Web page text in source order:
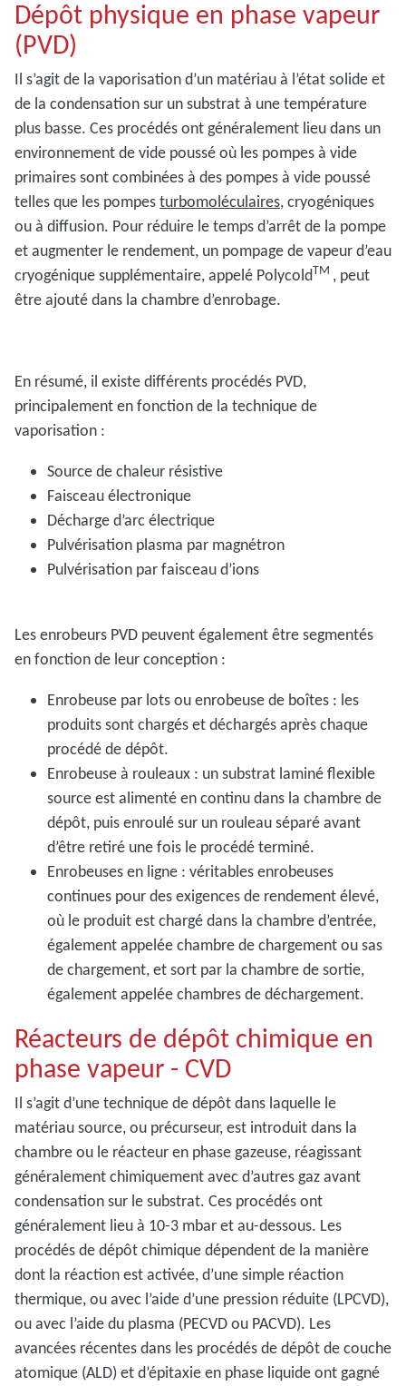
Dépôt physique en phase vapeur
(PVD)
Il s’agit de la vaporisation d’un matériau à l’état solide et
de la condensation sur un substrat à une température
plus basse. Ces procédés ont généralement lieu dans un
environnement de vide poussé où les pompes à vide
primaires sont combinées à des pompes à vide poussé
telles que les pompesturbomoléculaires, cryogéniques
ou à diffusion. Pour réduire le temps d’arrêt de la pompe
et augmenter le rendement, un pompage de vapeur d’eau
cryogénique supplémentaire, appelé PolycoldTM , peut
être ajouté dans la chambre d’enrobage.
En résumé, il existe différents procédés PVD,
principalement en fonction de la technique de
vaporisation :
Source de chaleur résistive
Faisceau électronique
Décharge d’arc électrique
Pulvérisation plasma par magnétron
Pulvérisation par faisceau d’ions
Les enrobeurs PVD peuvent également être segmentés
en fonction de leur conception :
Enrobeuse par lots ou enrobeuse de boîtes : les
produits sont chargés et déchargés après chaque
procédé de dépôt.
Enrobeuse à rouleaux : un substrat laminé flexible
source est alimenté en continu dans la chambre de
dépôt, puis enroulé sur un rouleau séparé avant
d’être retiré une fois le procédé terminé.
Enrobeuses en ligne : véritables enrobeuses
continues pour des exigences de rendement élevé,
où le produit est chargé dans la chambre d’entrée,
également appelée chambre de chargement ou sas
de chargement, et sort par la chambre de sortie,
également appelée chambres de déchargement.
Réacteurs de dépôt chimique en
phase vapeur - CVD
Il s’agit d’une technique de dépôt dans laquelle le
matériau source, ou précurseur, est introduit dans la
chambre ou le réacteur en phase gazeuse, réagissant
généralement chimiquement avec d’autres gaz avant
condensation sur le substrat. Ces procédés ont
généralement lieu à 10-3 mbar et au-dessous. Les
procédés de dépôt chimique dépendent de la manière
dont la réaction est activée, d’une simple réaction
thermique, ou avec l’aide d’une pression réduite (LPCVD),
ou avec l’aide du plasma (PECVD ou PACVD). Les
avancées récentes dans les procédés de dépôt de couche
atomique (ALD) et d’épitaxie en phase liquide ont gagné